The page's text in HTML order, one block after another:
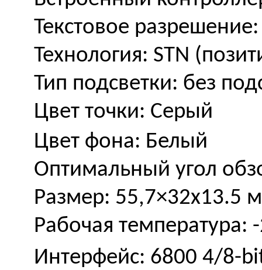
Текстовое
Технология: STN
Тип подсветки: без
Цвет точки: Серый
Цвет фона: Белый
Оптимальный угол
Размер: 55,7×32х13.5
Рабочая температура:
Интерфейс: 6800 4/8-